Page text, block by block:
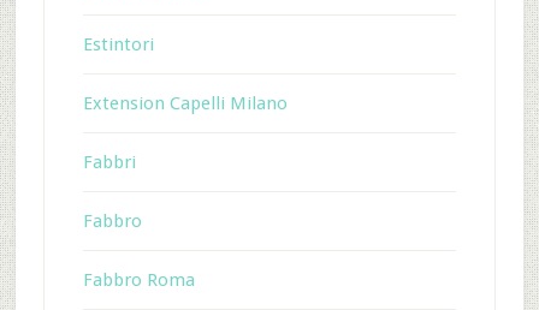
Estintori
Extension Capelli Milano
Fabbri
Fabbro
Fabbro Roma